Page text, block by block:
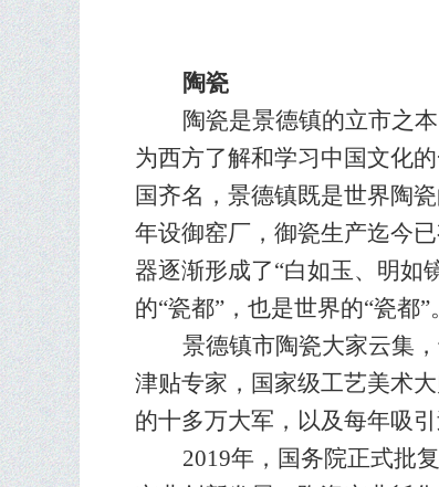
陶瓷
陶瓷是景德镇的立市之
为西方了解和学习中国文化
国齐名，景德镇既是世界陶
年设御窑厂，御瓷生产迄今
器逐渐形成了“白如玉、明如
的“瓷都”，也是世界的“瓷都”。
景德镇市陶瓷大家云集
津贴专家，国家级工艺美术
的十多万大军，以及每年吸
2019年，国务院正式批